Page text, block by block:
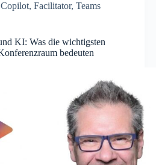
Copilot,Facilitator,Teams
KI: Was die wichtigsten
bedeuten